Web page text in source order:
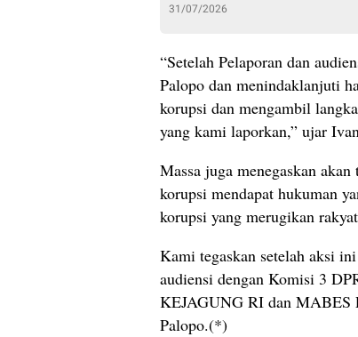
31/07/2026
“Setelah Pelaporan dan
Palopo dan menindaklanjuti
korupsi dan mengambil
yang kami laporkan,” ujar
Massa juga menegaskan
korupsi mendapat hukuman
korupsi yang merugikan
Kami tegaskan setelah aksi
audiensi dengan Komisi 3
KEJAGUNG RI dan MABES
Palopo.(*)